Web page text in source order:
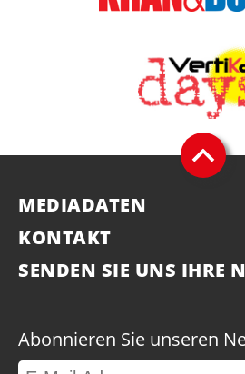
MEDIADATEN
KONTAKT
SENDEN SIE UNS IHRE
Abonnieren Sie unseren